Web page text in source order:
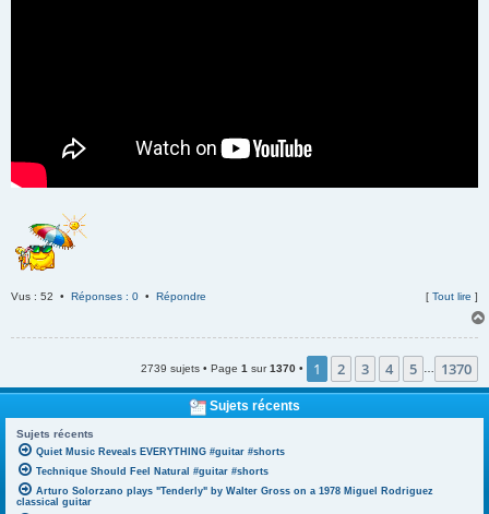
Vus : 52 • Réponses : 0 • Répondre [ Tout lire ]
2739 sujets • Page 1 sur1370 • 1 2 3 4 5 1370
Sujets récents
Sujets récents
Quiet Music Reveals EVERYTHING #guitar #shorts
Technique Should Feel Natural #guitar #shorts
Arturo Solorzano plays "Tenderly" by Walter Gross on a 1978 Miguel Rodriguez
classical guitar